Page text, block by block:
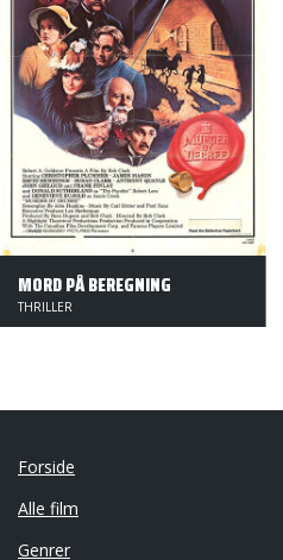
MORD PÅ BEREGNING
THRILLER
Forside
Alle film
Genrer